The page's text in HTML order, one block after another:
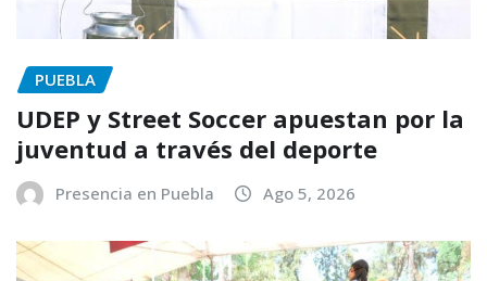
PUEBLA
UDEP y Street Soccer apuestan por la
juventud a través del deporte
Presencia en Puebla Ago 5, 2026